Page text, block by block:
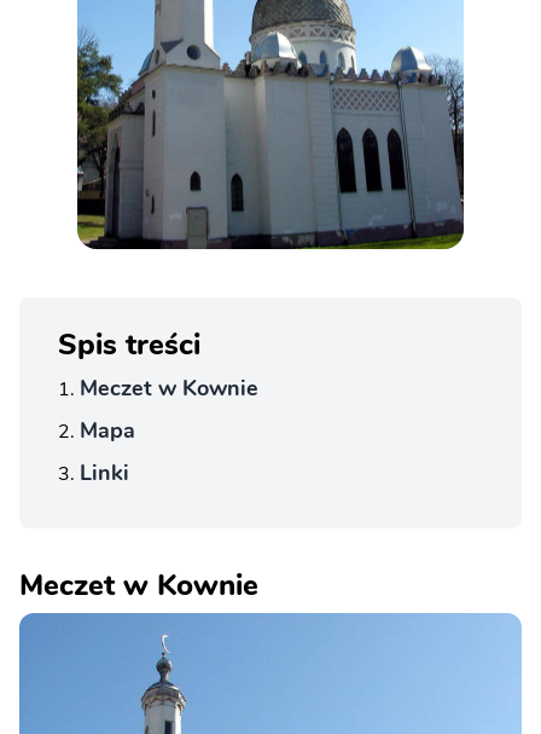
Spis treści
Meczet w Kownie
Mapa
Linki
Meczet w Kownie